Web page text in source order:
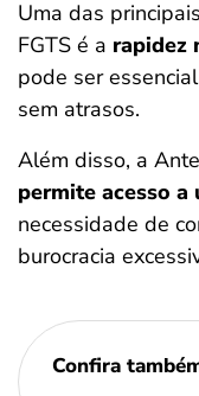
Uma das
FGTS é a rapidez
pode ser
sem atrasos.
Além disso, a
permite acesso
necessidade de
burocracia
Confira